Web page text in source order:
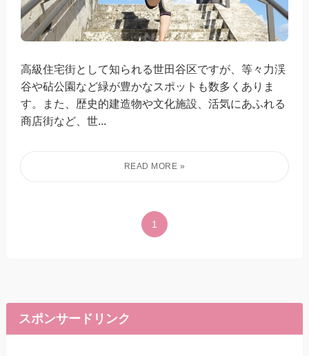
高級住宅街として知られる世田谷区ですが、等々力渓
谷や砧公園など緑が豊かなスポットも数多くありま
す。また、歴史的建造物や文化施設、活気にあふれる
商店街など、世...
1
スポンサードリンク